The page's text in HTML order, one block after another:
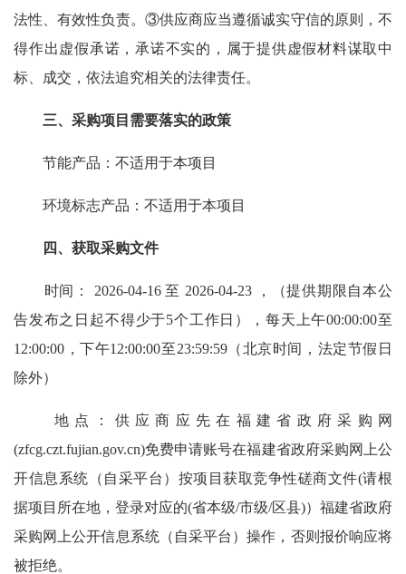
法性、有效性负责。③供应商应当遵循诚实守信的原则，不
得作出虚假承诺，承诺不实的，属于提供虚假材料谋取中
标、成交，依法追究相关的法律责任。
三、采购项目需要落实的政策
节能产品：不适用于本项目
环境标志产品：不适用于本项目
四、获取采购文件
时间： 2026-04-16 至 2026-04-23 ，（提供期限自本公
告发布之日起不得少于5个工作日），每天上午00:00:00至
12:00:00，下午12:00:00至23:59:59（北京时间，法定节假日
除外）
地点：供应商应先在福建省政府采购网
(zfcg.czt.fujian.gov.cn)免费申请账号在福建省政府采购网上公
开信息系统（自采平台）按项目获取竞争性磋商文件(请根
据项目所在地，登录对应的(省本级/市级/区县)）福建省政府
采购网上公开信息系统（自采平台）操作，否则报价响应将
被拒绝。